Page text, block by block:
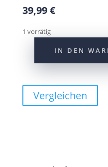
39,99€
1 vorrätig
iPhone
IN DEN
Vergleichen